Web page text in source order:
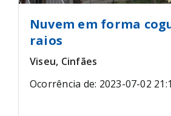
Nuvem em forma
raios
Viseu, Cinfães
Ocorrência de: 2023-07-02